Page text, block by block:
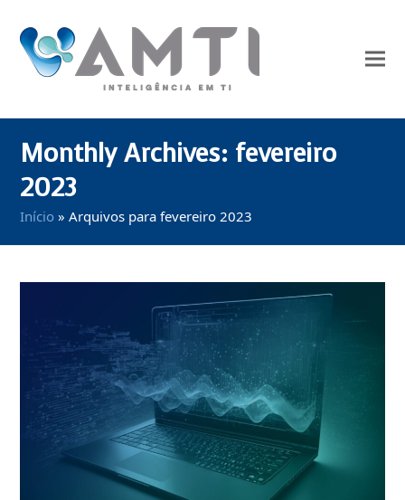
Monthly Archives: fevereiro
2023
Início »Arquivos para fevereiro 2023